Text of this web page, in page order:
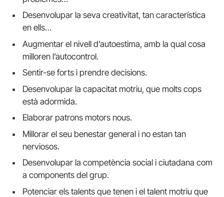
Desenvolupar la seva creativitat, tan característica
en ells…
Augmentar el nivell d’autoestima, amb la qual cosa
milloren l’autocontrol.
Sentir-se forts i prendre decisions.
Desenvolupar la capacitat motriu, que molts cops
està adormida.
Elaborar patrons motors nous.
Millorar el seu benestar general i no estan tan
nerviosos.
Desenvolupar la competència social i ciutadana com
a components del grup.
Potenciar els talents que tenen i el talent motriu que